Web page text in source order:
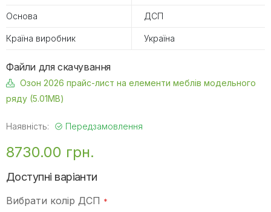
Основа ДСП
Країна виробник Україна
Файли для скачування
Озон 2026 прайс-лист на елементи меблів модельного
ряду (5.01MB)
Наявність: Передзамовлення
8730.00 грн.
Доступні варіанти
Вибрати колір ДСП